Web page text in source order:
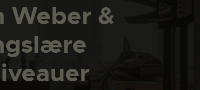
Weber &